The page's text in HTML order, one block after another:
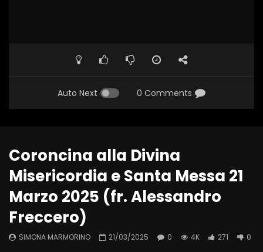
Auto Next 0 Comments
Coroncina alla Divina
Misericordia e Santa Messa 21
Marzo 2025 (fr. Alessandro
Freccero)
SIMONA MARMORINO 21/03/2025 0 4K 271 0